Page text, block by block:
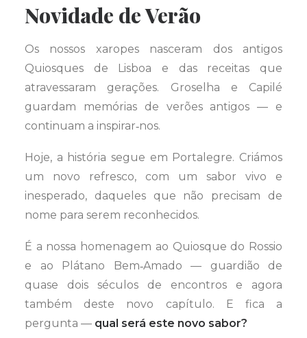
Novidade de Verão
Os nossos xaropes nasceram dos antigos
Quiosques de Lisboa e das receitas que
atravessaram gerações. Groselha e Capilé
guardam memórias de verões antigos — e
continuam a inspirar‑nos.
Hoje, a história segue em Portalegre. Criámos
um novo refresco, com um sabor vivo e
inesperado, daqueles que não precisam de
nome para serem reconhecidos.
É a nossa homenagem ao Quiosque do Rossio
e ao Plátano Bem‑Amado — guardião de
quase dois séculos de encontros e agora
também deste novo capítulo. E fica a
pergunta — qual será este novo sabor?